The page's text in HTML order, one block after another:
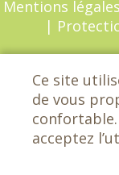
Mentions légales
|
réservés
72650
Ce site
de vous
acceptez